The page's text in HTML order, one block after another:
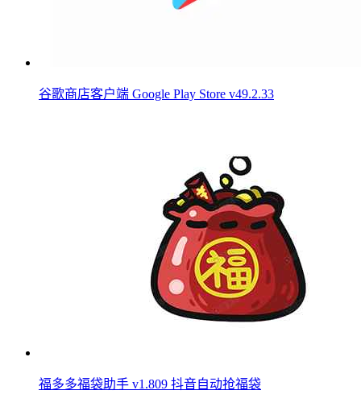
谷歌商店客户端 Google Play Store v49.2.33
福多多福袋助手 v1.809 抖音自动抢福袋